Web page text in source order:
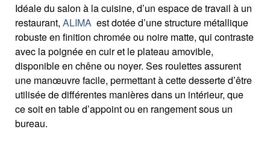
Idéale du salon à la cuisine, d’un espace de travail à un
restaurant, ALIMA est dotée d’une structure métallique
robuste en finition chromée ou noire matte, qui contraste
avec la poignée en cuir et le plateau amovible,
disponible en chêne ou noyer. Ses roulettes assurent
une manœuvre facile, permettant à cette desserte d’être
utilisée de différentes manières dans un intérieur, que
ce soit en table d’appoint ou en rangement sous un
bureau.